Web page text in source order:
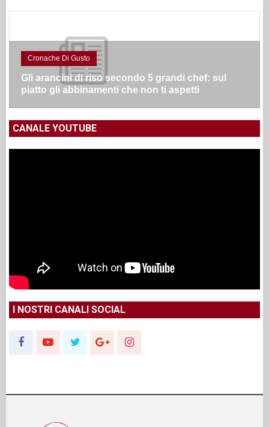
Cronache Di Gusto
Gli arancini di riso secondo 5 grandi chef: sul
piatto gli abbinamenti che non ti aspetti
CANALE YOUTUBE
I NOSTRI CANALI SOCIAL